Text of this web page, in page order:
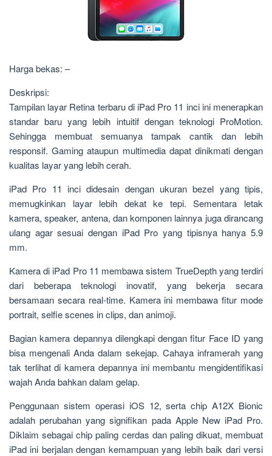
Harga bekas: –
Deskripsi:
Tampilan layar Retina terbaru di iPad Pro 11 inci ini menerapkan
standar baru yang lebih intuitif dengan teknologi ProMotion.
Sehingga membuat semuanya tampak cantik dan lebih
responsif. Gaming ataupun multimedia dapat dinikmati dengan
kualitas layar yang lebih cerah.
iPad Pro 11 inci didesain dengan ukuran bezel yang tipis,
memugkinkan layar lebih dekat ke tepi. Sementara letak
kamera, speaker, antena, dan komponen lainnya juga dirancang
ulang agar sesuai dengan iPad Pro yang tipisnya hanya 5.9
mm.
Kamera di iPad Pro 11 membawa sistem TrueDepth yang terdiri
dari beberapa teknologi inovatif, yang bekerja secara
bersamaan secara real-time. Kamera ini membawa fitur mode
portrait, selfie scenes in clips, dan animoji.
Bagian kamera depannya dilengkapi dengan fitur Face ID yang
bisa mengenali Anda dalam sekejap. Cahaya inframerah yang
tak terlihat di kamera depannya ini membantu mengidentifikasi
wajah Anda bahkan dalam gelap.
Penggunaan sistem operasi iOS 12, serta chip A12X Bionic
adalah perubahan yang signifikan pada Apple New iPad Pro.
Diklaim sebagai chip paling cerdas dan paling dikuat, membuat
iPad ini berjalan dengan kemampuan yang lebih baik dari versi